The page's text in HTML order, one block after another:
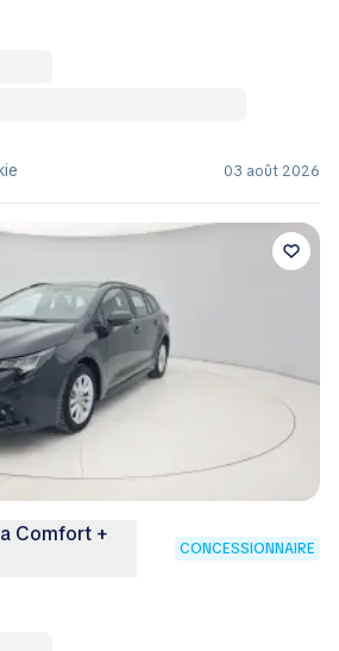
03 août 2026
Comfort +
CONCESSIONNAIRE